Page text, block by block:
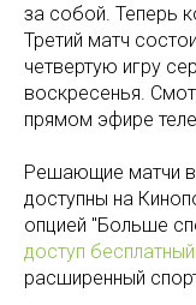
за собой. Теперь
Третий матч
четвертую игру
воскресенья.
прямом эфире
Решающие матчи
доступны на
опцией "Больше
доступ бесплатный
расширенный